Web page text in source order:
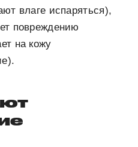
влаге испаряться),
повреждению
на кожу